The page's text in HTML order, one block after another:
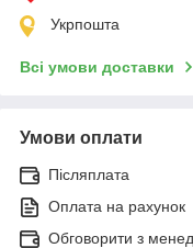
Укрпошта
Всі умови доставки
Умови оплати
Післяплата
Оплата на рахунок
Обговорити з